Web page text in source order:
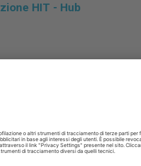
HIT - Hub
sul Trentino
spaziale Ariane 5